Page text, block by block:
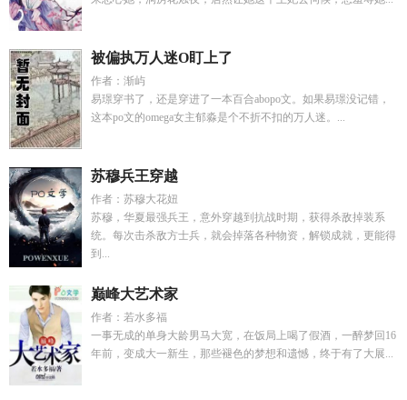
被偏执万人迷O盯上了
作者：渐屿
易璟穿书了，还是穿进了一本百合abopo文。如果易璟没记错，
这本po文的omega女主郁淼是个不折不扣的万人迷。...
苏穆兵王穿越
作者：苏穆大花妞
苏穆，华夏最强兵王，意外穿越到抗战时期，获得杀敌掉装系
统。每次击杀敌方士兵，就会掉落各种物资，解锁成就，更能得
到...
巅峰大艺术家
作者：若水多福
一事无成的单身大龄男马大宽，在饭局上喝了假酒，一醉梦回16
年前，变成大一新生，那些褪色的梦想和遗憾，终于有了大展...